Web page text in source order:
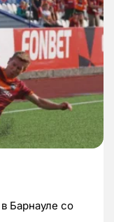
Барнауле со